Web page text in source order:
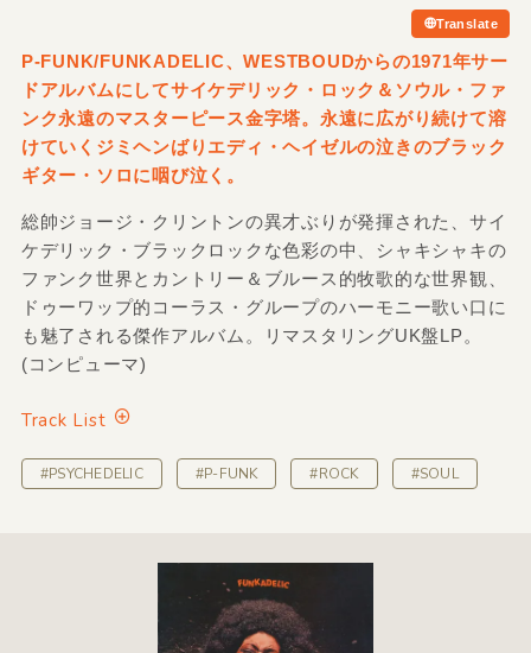
Translate
P-FUNK/FUNKADELIC、WESTBOUDからの1971年サー
ドアルバムにしてサイケデリック・ロック＆ソウル・ファ
ンク永遠のマスターピース金字塔。永遠に広がり続けて溶
けていくジミヘンばりエディ・ヘイゼルの泣きのブラック
ギター・ソロに咽び泣く。
総帥ジョージ・クリントンの異才ぶりが発揮された、サイ
ケデリック・ブラックロックな色彩の中、シャキシャキの
ファンク世界とカントリー＆ブルース的牧歌的な世界観、
ドゥーワップ的コーラス・グループのハーモニー歌い口に
も魅了される傑作アルバム。リマスタリングUK盤LP。
(コンピューマ)
Track List
#PSYCHEDELIC #P-FUNK #ROCK #SOUL